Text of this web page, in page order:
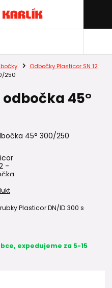
Odbočky Plasticor SN 12
250
odbočka 45°
Plasticor DN/ID 300 s
expedujeme za 5-15